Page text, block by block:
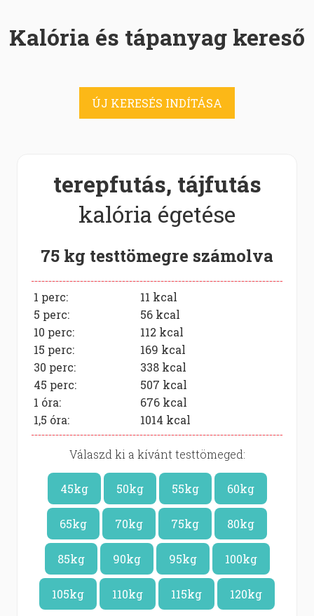
Kalória és tápanyag kereső
ÚJ KERESÉS INDÍTÁSA
terepfutás, tájfutás
kalória égetése
75 kg testtömegre számolva
1 perc: 11 kcal
5 perc:
56 kcal
10 perc:
112 kcal
15 perc:
169 kcal
30 perc:
338 kcal
45 perc:
507 kcal
1 óra:
676 kcal
1,5 óra:
1014 kcal
Válaszd ki a kívánt testtömeged:
45kg 50kg 55kg 60kg
65kg 70kg 75kg 80kg
85kg 90kg 95kg 100kg
105kg 110kg 115kg 120kg